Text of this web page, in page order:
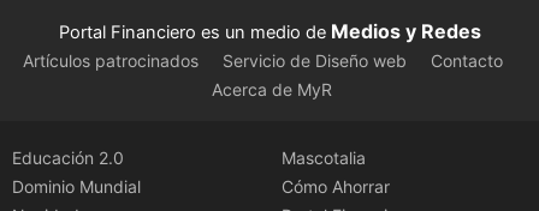
Portal Financiero es un medio de Medios y Redes
Artículos patrocinados Servicio de Diseño web
Contacto
Acerca de MyR
Educación 2.0
Dominio Mundial
Mascotalia
Cómo Ahorrar